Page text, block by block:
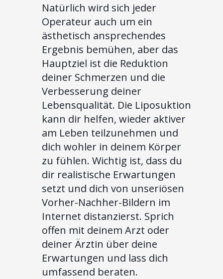
Natürlich wird sich jeder
Operateur auch um ein
ästhetisch ansprechendes
Ergebnis bemühen, aber das
Hauptziel ist die Reduktion
deiner Schmerzen und die
Verbesserung deiner
Lebensqualität. Die Liposuktion
kann dir helfen, wieder aktiver
am Leben teilzunehmen und
dich wohler in deinem Körper
zu fühlen. Wichtig ist, dass du
dir realistische Erwartungen
setzt und dich von unseriösen
Vorher-Nachher-Bildern im
Internet distanzierst. Sprich
offen mit deinem Arzt oder
deiner Ärztin über deine
Erwartungen und lass dich
umfassend beraten.